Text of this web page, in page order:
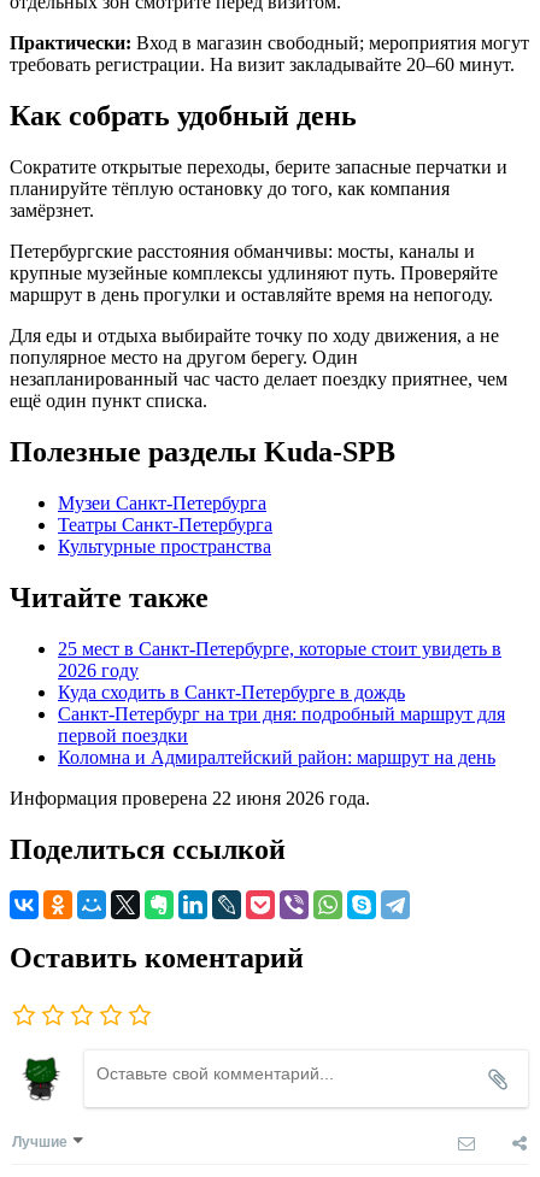
Практически: Вход в магазин свободный; мероприятия могут
требовать регистрации. На визит закладывайте 20–60 минут.
Как собрать удобный день
Сократите открытые переходы, берите запасные перчатки и
планируйте тёплую остановку до того, как компания
замёрзнет.
Петербургские расстояния обманчивы: мосты, каналы и
крупные музейные комплексы удлиняют путь. Проверяйте
маршрут в день прогулки и оставляйте время на непогоду.
Для еды и отдыха выбирайте точку по ходу движения, а не
популярное место на другом берегу. Один
незапланированный час часто делает поездку приятнее, чем
ещё один пункт списка.
Полезные разделы Kuda-SPB
Музеи Санкт-Петербурга
Театры Санкт-Петербурга
Культурные пространства
Читайте также
25 мест в Санкт-Петербурге, которые стоит увидеть в
2026 году
Куда сходить в Санкт-Петербурге в дождь
Санкт-Петербург на три дня: подробный маршрут для
первой поездки
Коломна и Адмиралтейский район: маршрут на день
Информация проверена 22 июня 2026 года.
Поделиться ссылкой
Оставить коментарий
Лучшие